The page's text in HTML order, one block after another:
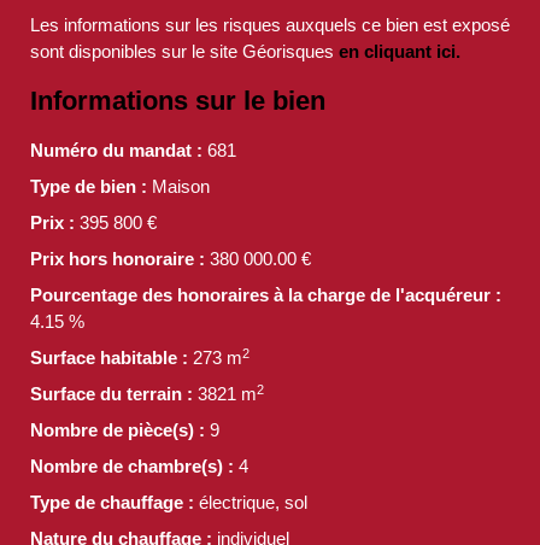
Les informations sur les risques auxquels ce bien est exposé
sont disponibles sur le site Géorisques en cliquant ici.
Informations sur le bien
Numéro du mandat : 681
Type de bien : Maison
Prix : 395 800 €
Prix hors honoraire : 380 000.00 €
Pourcentage des honoraires à la charge de l'acquéreur :
4.15 %
Surface habitable : 273 m2
Surface du terrain : 3821 m2
Nombre de pièce(s) : 9
Nombre de chambre(s) : 4
Type de chauffage : électrique, sol
Nature du chauffage : individuel